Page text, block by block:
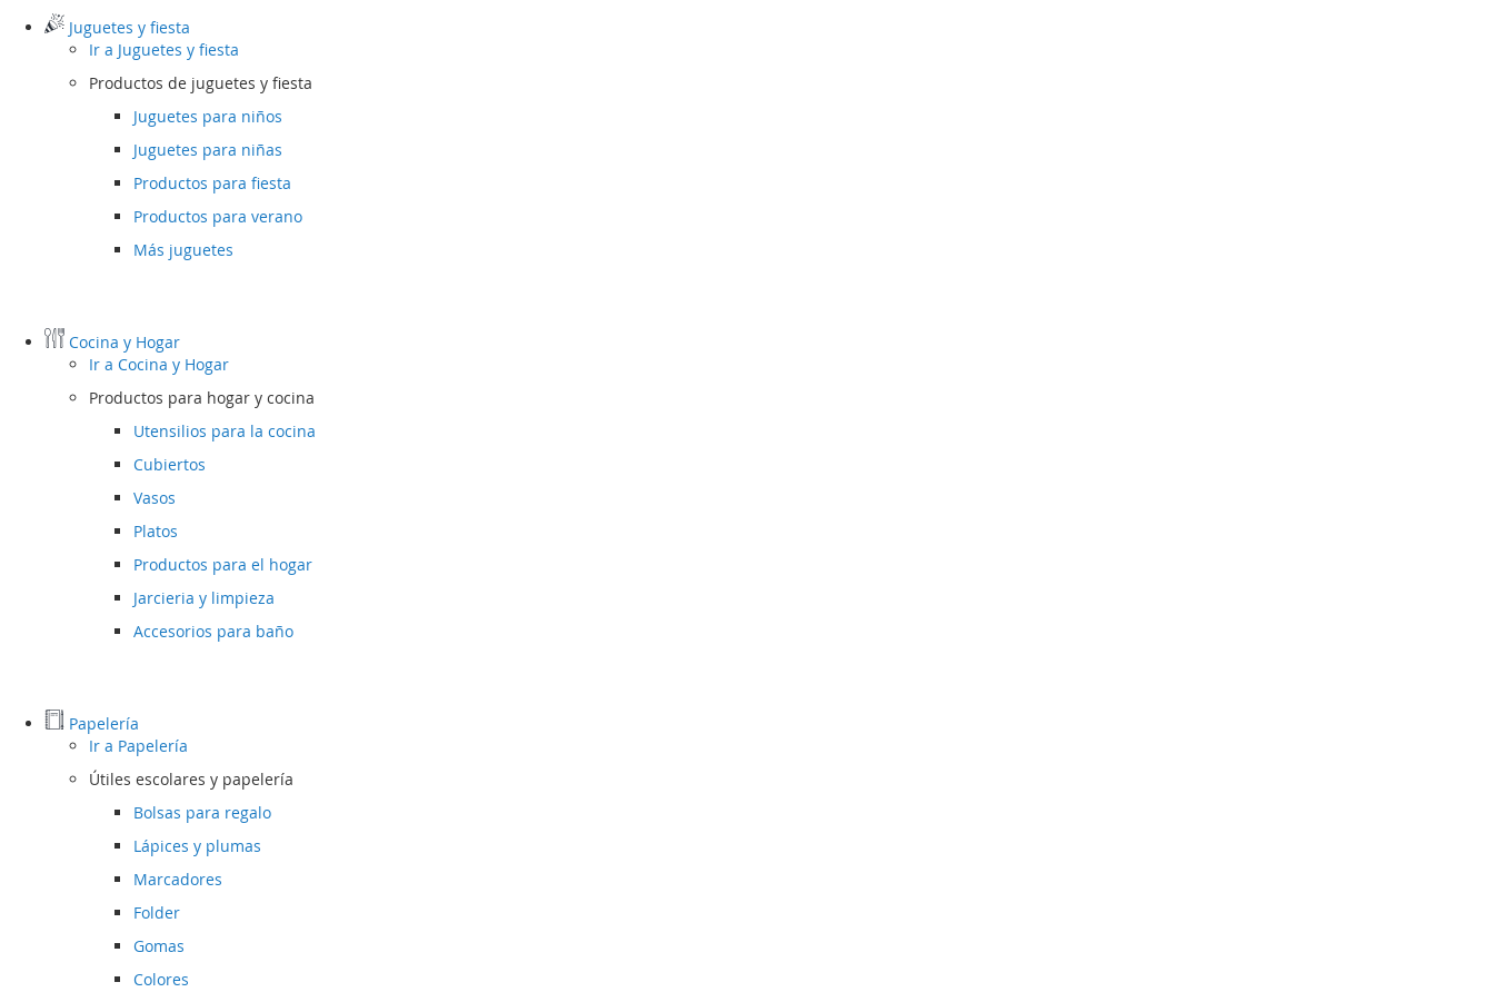
Juguetes y fiesta
Ir a Juguetes y fiesta
Productos de juguetes y fiesta
Juguetes para niños
Juguetes para niñas
Productos para fiesta
Productos para verano
Más juguetes
Cocina y Hogar
Ir a Cocina y Hogar
Productos para hogar y cocina
Utensilios para la cocina
Cubiertos
Vasos
Platos
Productos para el hogar
Jarcieria y limpieza
Accesorios para baño
Papelería
Ir a Papelería
Útiles escolares y papelería
Bolsas para regalo
Lápices y plumas
Marcadores
Folder
Gomas
Colores